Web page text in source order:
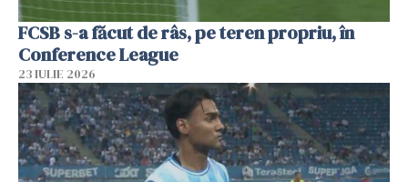
FCSB s-a făcut de râs, pe teren propriu, în
Conference League
23 IULIE 2026